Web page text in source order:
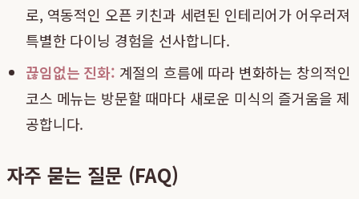
로, 역동적인 오픈 키친과 세련된 인테리어가 어우러져
특별한 다이닝 경험을 선사합니다.
끊임없는 진화: 계절의 흐름에 따라 변화하는 창의적인
코스 메뉴는 방문할 때마다 새로운 미식의 즐거움을 제
공합니다.
자주 묻는 질문 (FAQ)